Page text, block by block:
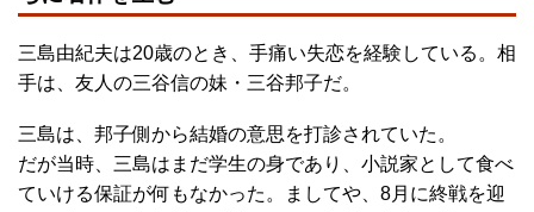
三島由紀夫は20歳のとき、手痛い失恋を経験している。相
手は、友人の三谷信の妹・三谷邦子だ。
三島は、邦子側から結婚の意思を打診されていた。
だが当時、三島はまだ学生の身であり、小説家として食べ
ていける保証が何もなかった。ましてや、8月に終戦を迎